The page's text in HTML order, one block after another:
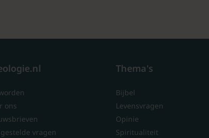
ons
vragen
Thema's
Bijbel
Levensvragen
Opinie
Spiritualiteit